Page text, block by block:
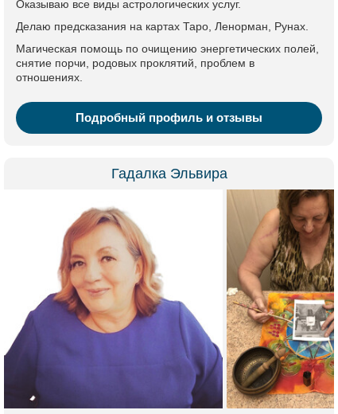
Оказываю все виды астрологических услуг.
Делаю предсказания на картах Таро, Ленорман, Рунах.
Магическая помощь по очищению энергетических полей,
снятие порчи, родовых проклятий, проблем в
отношениях.
Подробный профиль и отзывы
Гадалка Эльвира